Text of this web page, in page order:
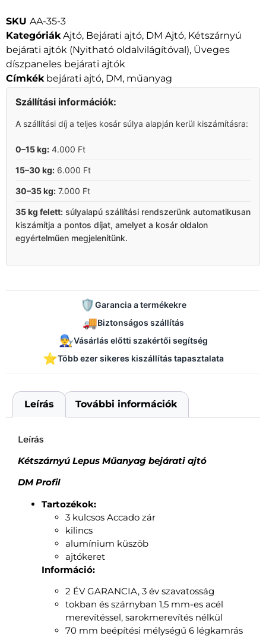
SKU AA-35-3
Kategóriák Ajtó, Bejárati ajtó, DM Ajtó, Kétszárnyú
bejárati ajtók (Nyitható oldalvilágítóval), Üveges
díszpaneles bejárati ajtók
Címkék bejárati ajtó, DM, műanyag
Szállítási információk:
A szállítási díj a teljes kosár súlya alapján kerül kiszámításra:
0–15 kg: 4.000 Ft
15–30 kg: 6.000 Ft
30–35 kg: 7.000 Ft
35 kg felett: súlyalapú szállítási rendszerünk automatikusan
kiszámítja a pontos díjat, amelyet a kosár oldalon
egyértelműen megjelenítünk.
🛡️Garancia a termékekre
🚚Biztonságos szállítás
👨‍🔧Vásárlás előtti szakértői segítség
⭐Több ezer sikeres kiszállítás tapasztalata
Leírás További információk
Leírás
Kétszárnyú Lepus Műanyag bejárati ajtó
DM Profil
Tartozékok:
3 kulcsos Accado zár
kilincs
alumínium küszöb
ajtókeret
Információ:
2 ÉV GARANCIA, 3 év szavatosság
tokban és szárnyban 1,5 mm-es acél
merevítéssel, sarokmerevítés nélkül
70 mm beépítési mélységű 6 légkamrás